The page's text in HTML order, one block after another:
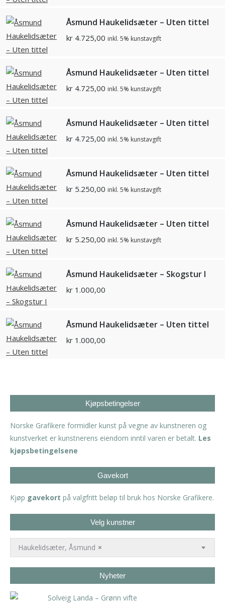
Åsmund Haukelidsæter – Uten tittel
kr 4.725,00 inkl. 5% kunstavgift
Åsmund Haukelidsæter – Uten tittel
kr 4.725,00 inkl. 5% kunstavgift
Åsmund Haukelidsæter – Uten tittel
kr 4.725,00 inkl. 5% kunstavgift
Åsmund Haukelidsæter – Uten tittel
kr 5.250,00 inkl. 5% kunstavgift
Åsmund Haukelidsæter – Uten tittel
kr 5.250,00 inkl. 5% kunstavgift
Åsmund Haukelidsæter – Skogstur I
kr 1.000,00
Åsmund Haukelidsæter – Uten tittel
kr 1.000,00
Kjøpsbetingelser
Norske Grafikere formidler kunst på vegne av kunstneren og
kunstverket er kunstnerens eiendom inntil varen er betalt. Les
kjøpsbetingelsene
Gavekort
Kjøp gavekort på valgfritt beløp til bruk hos Norske Grafikere.
Velg kunstner
×
Haukelidsæter, Åsmund
Nyheter
Solveig Landa – Grønn vifte